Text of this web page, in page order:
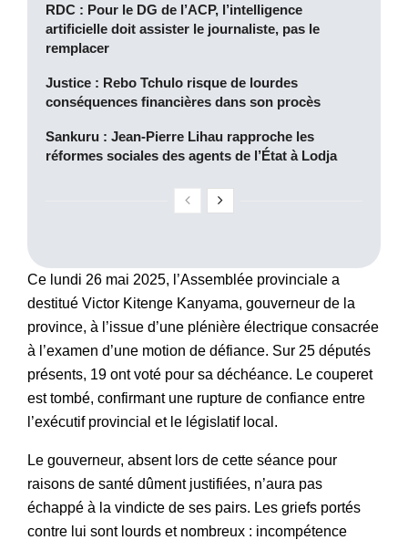
RDC : Pour le DG de l’ACP, l’intelligence
artificielle doit assister le journaliste, pas le
remplacer
Justice : Rebo Tchulo risque de lourdes
conséquences financières dans son procès
Sankuru : Jean-Pierre Lihau rapproche les
réformes sociales des agents de l’État à Lodja
Ce lundi 26 mai 2025, l’Assemblée provinciale a
destitué Victor Kitenge Kanyama, gouverneur de la
province, à l’issue d’une plénière électrique consacrée
à l’examen d’une motion de défiance. Sur 25 députés
présents, 19 ont voté pour sa déchéance. Le couperet
est tombé, confirmant une rupture de confiance entre
l’exécutif provincial et le législatif local.
Le gouverneur, absent lors de cette séance pour
raisons de santé dûment justifiées, n’aura pas
échappé à la vindicte de ses pairs. Les griefs portés
contre lui sont lourds et nombreux : incompétence